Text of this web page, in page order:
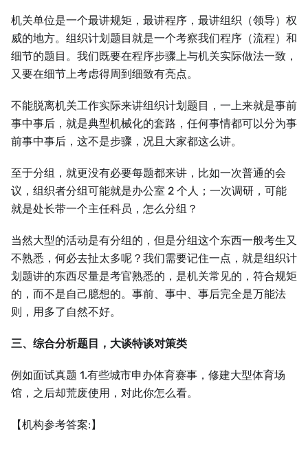
机关单位是一个最讲规矩，最讲程序，最讲组织（领导）权
威的地方。组织计划题目就是一个考察我们程序（流程）和
细节的题目。我们既要在程序步骤上与机关实际做法一致，
又要在细节上考虑得周到细致有亮点。
不能脱离机关工作实际来讲组织计划题目，一上来就是事前
事中事后，就是典型机械化的套路，任何事情都可以分为事
前事中事后，这不是步骤，况且大家都这么讲。
至于分组，就更没有必要每题都来讲，比如一次普通的会
议，组织者分组可能就是办公室 2 个人；一次调研，可能
就是处长带一个主任科员，怎么分组？
当然大型的活动是有分组的，但是分组这个东西一般考生又
不熟悉，何必去扯太多呢？我们需要记住一点，就是组织计
划题讲的东西尽量是考官熟悉的，是机关常见的，符合规矩
的，而不是自己臆想的。事前、事中、事后完全是万能法
则，用多了自然不好。
三、综合分析题目，大谈特谈对策类
例如面试真题 1.有些城市申办体育赛事，修建大型体育场
馆，之后却荒废使用，对此你怎么看。
【机构参考答案:】